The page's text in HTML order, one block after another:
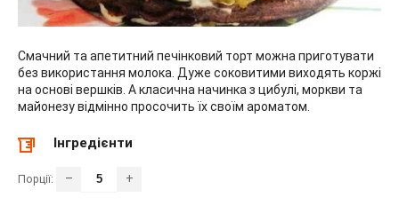
Смачний та апетитний печінковий торт можна приготувати
без використання молока. Дуже соковитими виходять коржі
на основі вершків. А класична начинка з цибулі, моркви та
майонезу відмінно просочить їх своїм ароматом.
Інгредієнти
Порції: – +